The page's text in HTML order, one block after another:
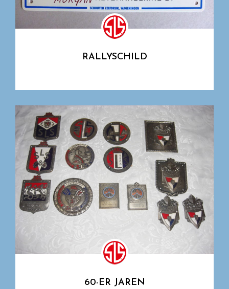
RALLYSCHILD
60-ER JAREN